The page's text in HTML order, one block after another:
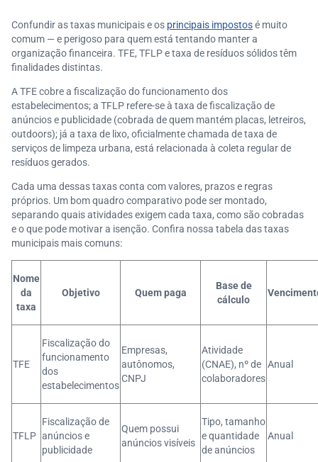
Confundir as taxas municipais e os principais impostosé muito
comum — e perigoso para quem está tentando manter a
organização financeira. TFE, TFLP e taxa de resíduos sólidos têm
finalidades distintas.
A TFE cobre a fiscalização do funcionamento dos
estabelecimentos; a TFLP refere-se à taxa de fiscalização de
anúncios e publicidade (cobrada de quem mantém placas, letreiros,
outdoors); já a taxa de lixo, oficialmente chamada de taxa de
serviços de limpeza urbana, está relacionada à coleta regular de
resíduos gerados.
Cada uma dessas taxas conta com valores, prazos e regras
próprios. Um bom quadro comparativo pode ser montado,
separando quais atividades exigem cada taxa, como são cobradas
e o que pode motivar a isenção. Confira nossa tabela das taxas
municipais mais comuns:
Nome
da
taxa
Objetivo Quem paga
Base de
cálculo
TFE
Fiscalização do
funcionamento
dos
estabelecimentos
Empresas,
autônomos,
CNPJ
Atividade
(CNAE), nº de
colaboradores
Anual
TFLP
Fiscalização de
anúncios e
publicidade
Quem possui
anúncios visíveis
Tipo, tamanho
e quantidade
de anúncios
Anual